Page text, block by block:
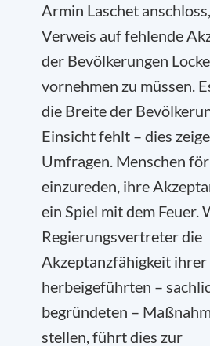
Armin Laschet
Verweis auf fehlende
der Bevölkerungen
vornehmen zu müssen.
die Breite der
Einsicht fehlt – dies
Umfragen. Menschen
einzureden, ihre
ein Spiel mit dem Feuer.
Regierungsvertreter die
Akzeptanzfähigkeit ihrer
herbeigeführten –
begründeten –
stellen, führt dies zur